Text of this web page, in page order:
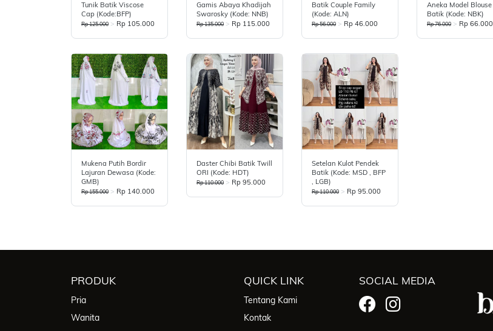
Tunik Batik Viscose
Cap (Kode:BFP)
Rp 125.000 > Rp 105.000
Gamis Abaya Khadijah
Swarosky (Kode: NNB)
Rp 135.000 > Rp 115.000
Batik Couple Family
(Kode: ALN)
Rp 56.000 > Rp 46.000
Aneka Model Blouse
Batik (Kode: NBK)
Rp 76.000 > Rp 66.000
Mukena Putih Bordir
Lajuran Dewasa (kode:
GMB)
Rp 155.000 > Rp 140.000
Daster Chibi Batik Twill
ORI (Kode: HDT)
Rp 110.000 > Rp 95.000
Setelan Kulot Pendek
Batik (Kode: MSD , BFP
, LGB)
Rp 110.000 > Rp 95.000
PRODUK
Pria
Wanita
QUICK LINK
Tentang Kami
Kontak
SOCIAL MEDIA